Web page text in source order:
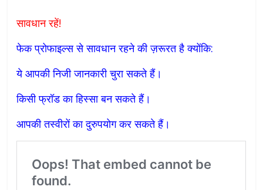
सावधान रहें!
फेक प्रोफाइल्स से सावधान रहने की ज़रूरत है क्योंकि:
ये आपकी निजी जानकारी चुरा सकते हैं।
किसी फ्रॉड का हिस्सा बन सकते हैं।
आपकी तस्वीरों का दुरुपयोग कर सकते हैं।